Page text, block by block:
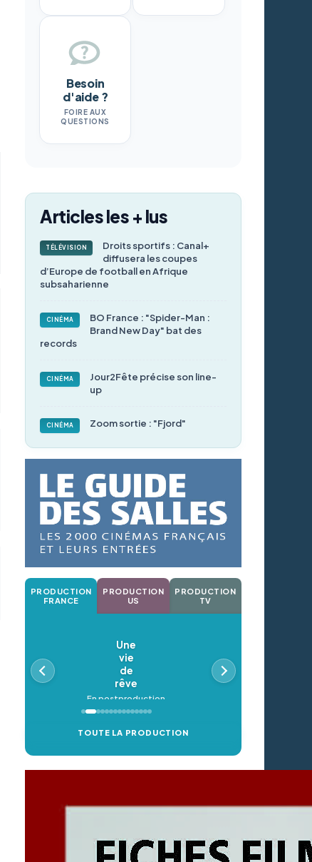
Besoin
d'aide ?
FOIRE AUX
QUESTIONS
Articles les + lus
TÉLÉVISION
Droits sportifs : Canal+
diffusera les coupes
d’Europe de football en Afrique
subsaharienne
CINÉMA
BO France : "Spider-Man :
Brand New Day" bat des
records
CINÉMA
Jour2Fête précise son line-
up
CINÉMA Zoom sortie : "Fjord"
PRODUCTION
FRANCE
PRODUCTION
US
PRODUCTION
TV
Une
vie
de
rêve
En postproduction
TOUTE LA PRODUCTION